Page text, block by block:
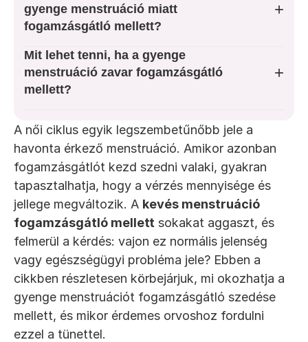
Fogamzásgátló spirál
TUDÁSTÁR
Nőgyógyászati Tevékenységek
gyenge menstruáció miatt
fogamzásgátló mellett?
+
Mit lehet tenni, ha a gyenge
menstruáció zavar fogamzásgátló
mellett?
+
A női ciklus egyik legszembetűnőbb jele a
havonta érkező menstruáció. Amikor azonban
fogamzásgátlót kezd szedni valaki, gyakran
tapasztalhatja, hogy a vérzés mennyisége és
jellege megváltozik. A kevés menstruáció
fogamzásgátló mellett sokakat aggaszt, és
felmerül a kérdés: vajon ez normális jelenség
vagy egészségügyi probléma jele? Ebben a
cikkben részletesen körbejárjuk, mi okozhatja a
gyenge menstruációt fogamzásgátló szedése
mellett, és mikor érdemes orvoshoz fordulni
ezzel a tünettel.